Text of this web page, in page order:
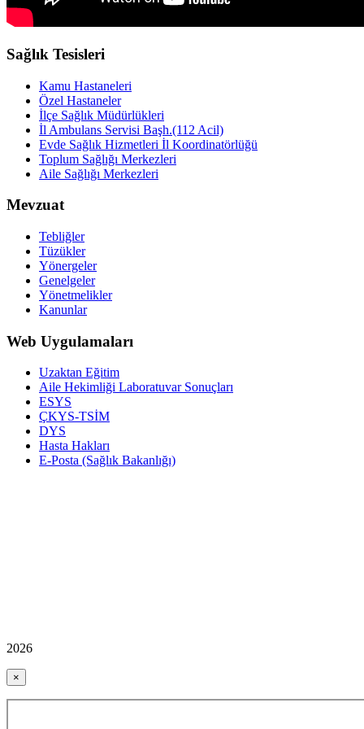
Sağlık Tesisleri
Kamu Hastaneleri
Özel Hastaneler
İlçe Sağlık Müdürlükleri
İl Ambulans Servisi Başh.(112 Acil)
Evde Sağlık Hizmetleri İl Koordinatörlüğü
Toplum Sağlığı Merkezleri
Aile Sağlığı Merkezleri
Mevzuat
Tebliğler
Tüzükler
Yönergeler
Genelgeler
Yönetmelikler
Kanunlar
Web Uygulamaları
Uzaktan Eğitim
Aile Hekimliği Laboratuvar Sonuçları
ESYS
ÇKYS-TSİM
DYS
Hasta Hakları
E-Posta (Sağlık Bakanlığı)
2026
×